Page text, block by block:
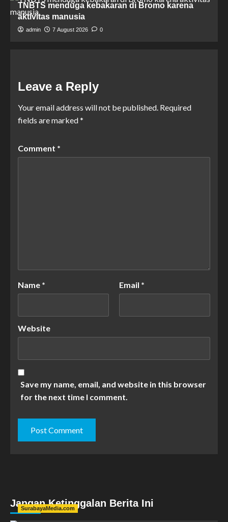
TNBTS menduga kebakaran di Bromo karena
aktivitas manusia
admin 7 August 2026 0
Leave a Reply
Your email address will not be published. Required
fields are marked*
Comment *
Name * Email *
Website
Save my name, email, and website in this browser
for the next time I comment.
Jangan Ketinggalan Berita Ini
SurabayaMedia.com